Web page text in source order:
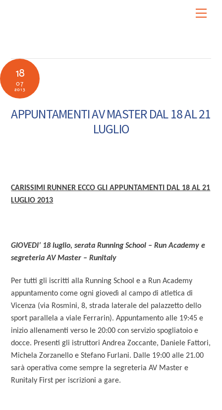
18
07
2013
APPUNTAMENTI AV MASTER DAL 18 AL 21
LUGLIO
CARISSIMI RUNNER ECCO GLI APPUNTAMENTI DAL 18 AL 21
LUGLIO 2013
GIOVEDI’ 18 luglio, serata Running School – Run Academy e
segreteria AV Master – Runitaly
Per tutti gli iscritti alla Running School e a Run Academy
appuntamento come ogni giovedì al campo di atletica di
Vicenza (via Rosmini, 8, strada laterale del palazzetto dello
sport parallela a viale Ferrarin). Appuntamento alle 19:45 e
inizio allenamenti verso le 20:00 con servizio spogliatoio e
docce. Presenti gli istruttori Andrea Zoccante, Daniele Fattori,
Michela Zorzanello e Stefano Furlani. Dalle 19:00 alle 21.00
sarà operativa come sempre la segreteria AV Master e
Runitaly First per iscrizioni a gare.